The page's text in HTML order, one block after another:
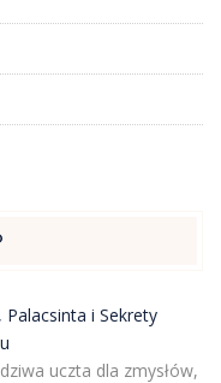
Palacsinta i Sekrety
uczta dla zmysłów,